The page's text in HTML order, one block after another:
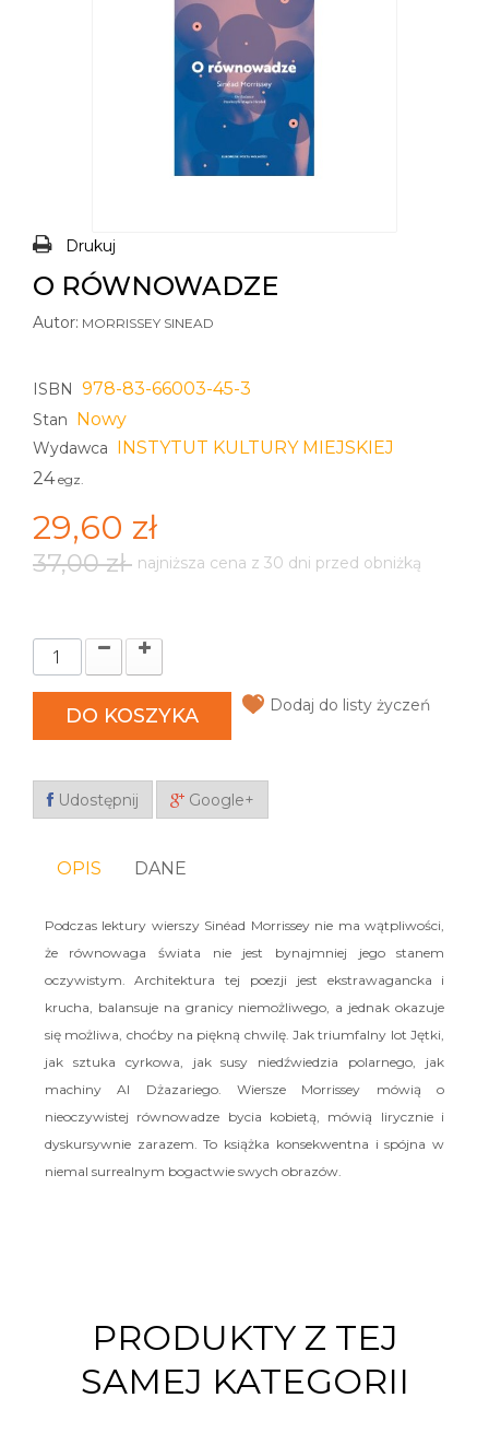
Drukuj
O RÓWNOWADZE
Autor: MORRISSEY SINEAD
ISBN 978-83-66003-45-3
Stan Nowy
Wydawca INSTYTUT KULTURY MIEJSKIEJ
24 egz.
29,60 zł
37,00 zł najniższa cena z 30 dni przed obniżką
DO KOSZYKA Dodaj do listy życzeń
Udostępnij Google+
OPIS DANE
Podczas lektury wierszy Sinéad Morrissey nie ma wątpliwości,
że równowaga świata nie jest bynajmniej jego stanem
oczywistym. Architektura tej poezji jest ekstrawagancka i
krucha, balansuje na granicy niemożliwego, a jednak okazuje
się możliwa, choćby na piękną chwilę. Jak triumfalny lot Jętki,
jak sztuka cyrkowa, jak susy niedźwiedzia polarnego, jak
machiny Al Dżazariego. Wiersze Morrissey mówią o
nieoczywistej równowadze bycia kobietą, mówią lirycznie i
dyskursywnie zarazem. To książka konsekwentna i spójna w
niemal surrealnym bogactwie swych obrazów.
PRODUKTY Z TEJ
SAMEJ KATEGORII